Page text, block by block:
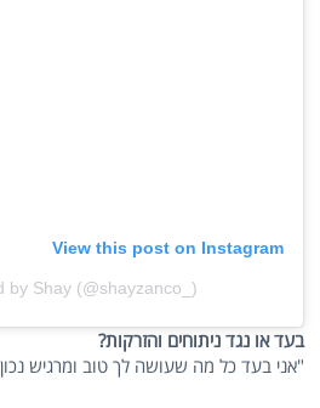
View this post on Instagram
by Shay (@shayzanco_)
בעד או נגד ניתוחים והזרקות?
"אני בעד כל מה שעושה לך טוב ומרגיש